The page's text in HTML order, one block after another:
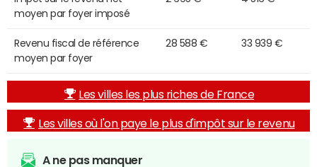
moyen par foyer imposé
Revenu fiscal de référence
moyen par foyer
28 588 € 33 939 €
Les villes les plus riches de France
Les villes où l'on paye le plus d'impôt sur le revenu
A ne pas manquer